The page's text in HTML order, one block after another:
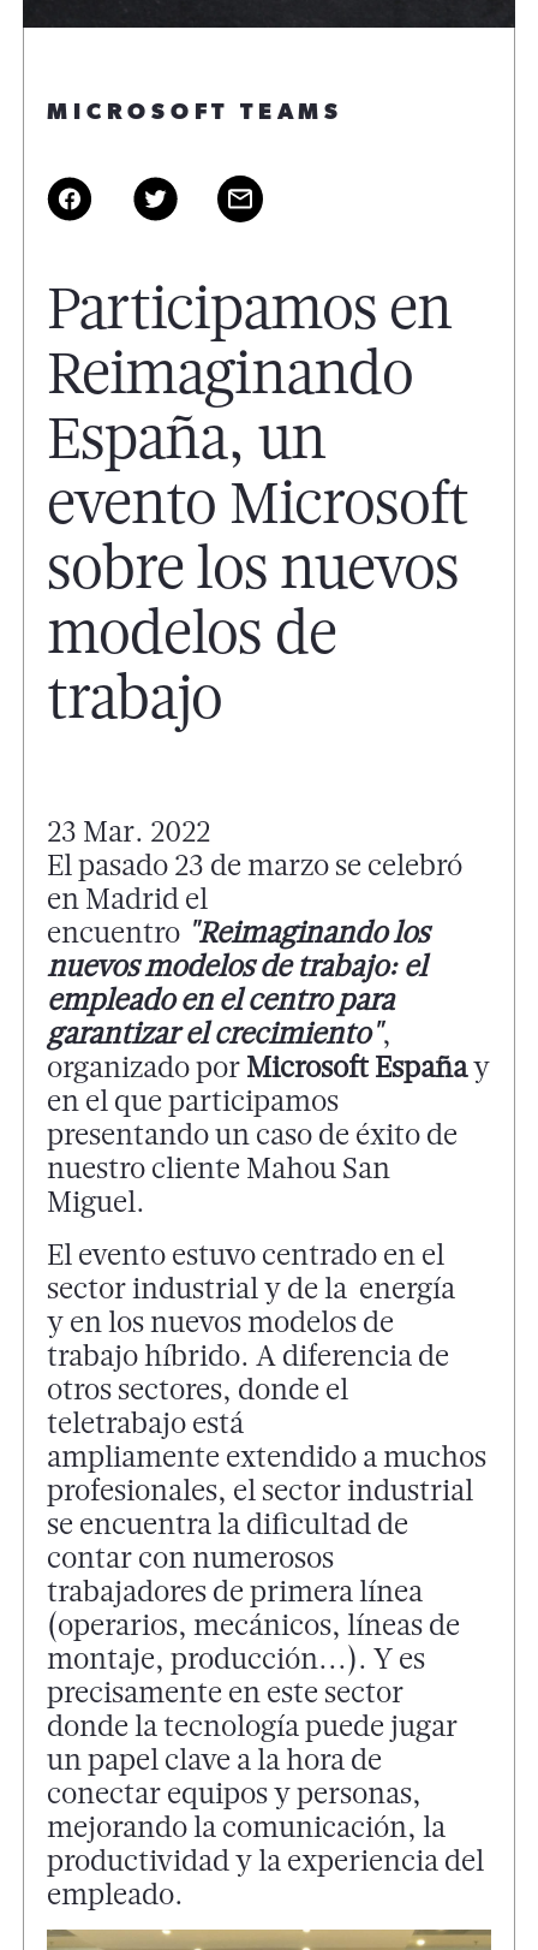
MICROSOFT TEAMS
Participamos en
Reimaginando
España, un
evento Microsoft
sobre los nuevos
modelos de
trabajo
23 Mar. 2022
El pasado 23 de marzo se celebró
en Madrid el
encuentro "Reimaginando los
nuevos modelos de trabajo: el
empleado en el centro para
garantizar el crecimiento",
organizado por Microsoft Españay
en el que participamos
presentando un caso de éxito de
nuestro cliente Mahou San
Miguel.
El evento estuvo centrado en el
sector industrial y de la energía
y en los nuevos modelos de
trabajo híbrido. A diferencia de
otros sectores, donde el
teletrabajo está
ampliamente extendido a muchos
profesionales, el sector industrial
se encuentra la dificultad de
contar con numerosos
trabajadores de primera línea
(operarios, mecánicos, líneas de
montaje, producción...). Y es
precisamente en este sector
donde la tecnología puede jugar
un papel clave a la hora de
conectar equipos y personas,
mejorando la comunicación, la
productividad y la experiencia del
empleado.